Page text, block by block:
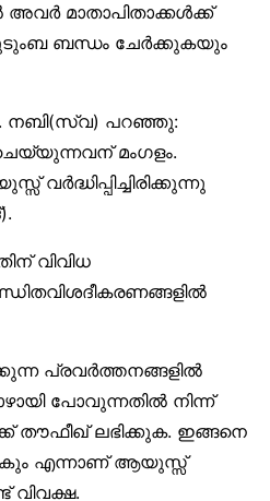
അവർ മാതാപിതാക്കൾക്ക്
ബന്ധം ചേർക്കുകയും
നബി(സ്വ) പറഞ്ഞു:
മംഗളം.
വിവിധ
പ്രവർത്തനങ്ങളിൽ
പോവുന്നതിൽ നിന്ന്
തൗഫീഖ് ലഭിക്കുക. ഇങ്ങനെ
എന്നാണ് ആയുസ്സ്
വിവക്ഷ.